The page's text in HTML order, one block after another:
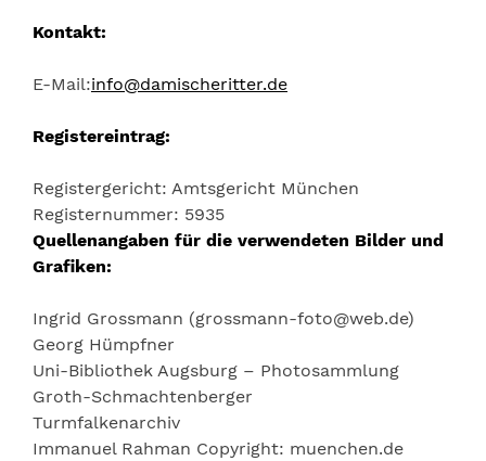
Kontakt:
E-Mail:info@damischeritter.de
Registereintrag:
Registergericht: Amtsgericht München
Registernummer: 5935
Quellenangaben für die verwendeten Bilder und
Grafiken:
Ingrid Grossmann (grossmann-foto@web.de)
Georg Hümpfner
Uni-Bibliothek Augsburg – Photosammlung
Groth-Schmachtenberger
Turmfalkenarchiv
Immanuel Rahman Copyright: muenchen.de